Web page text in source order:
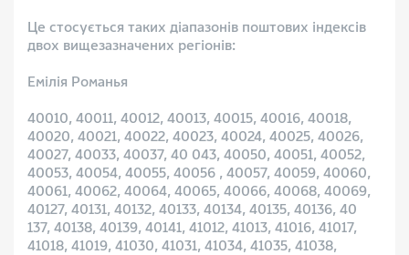
Це стосується таких діапазонів поштових індексів
двох вищезазначених регіонів:
Емілія Романья
40010, 40011, 40012, 40013, 40015, 40016, 40018,
40020, 40021, 40022, 40023, 40024, 40025, 40026,
40027, 40033, 40037, 40 043, 40050, 40051, 40052,
40053, 40054, 40055, 40056 , 40057, 40059, 40060,
40061, 40062, 40064, 40065, 40066, 40068, 40069,
40127, 40131, 40132, 40133, 40134, 40135, 40136, 40
137, 40138, 40139, 40141, 41012, 41013, 41016, 41017,
41018, 41019, 41030, 41031, 41034, 41035, 41038,